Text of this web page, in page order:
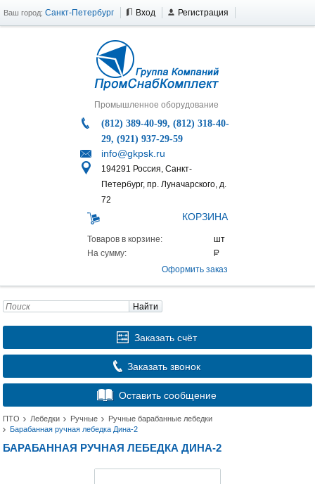
Ваш город: Санкт-Петербург Вход Регистрация
Промышленное оборудование
(812) 389-40-99, (812) 318-40-
29, (921) 937-29-59
info@gkpsk.ru
194291 Россия, Санкт-
Петербург, пр. Луначарского, д.
72
КОРЗИНА
Товаров в корзине:
На сумму:
Оформить заказ
Найти
Заказать счёт
Заказать звонок
Оставить сообщение
ПТО Лебедки Ручные
Ручные барабанные лебедки
Барабанная ручная лебедка Дина-2
БАРАБАННАЯ РУЧНАЯ ЛЕБЕДКА ДИНА-2